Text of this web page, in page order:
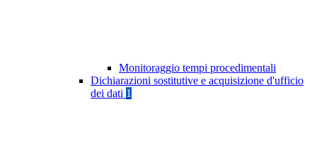
Monitoraggio tempi procedimentali
Dichiarazioni sostitutive e acquisizione d'ufficio
dei dati 1